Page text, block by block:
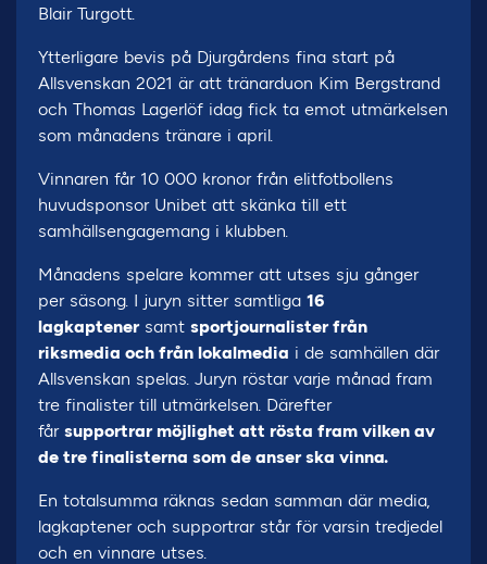
Blair Turgott.
Ytterligare bevis på Djurgårdens fina start på
Allsvenskan 2021 är att tränarduon Kim Bergstrand
och Thomas Lagerlöf idag fick ta emot utmärkelsen
som månadens tränare i april.
Vinnaren får 10 000 kronor från elitfotbollens
huvudsponsor Unibet att skänka till ett
samhällsengagemang i klubben.
Månadens spelare kommer att utses sju gånger
per säsong. I juryn sitter samtliga 16
lagkaptenersamt sportjournalister från
riksmedia och från lokalmedia i de samhällen där
Allsvenskan spelas. Juryn röstar varje månad fram
tre finalister till utmärkelsen. Därefter
får supportrar möjlighet att rösta fram vilken av
de tre finalisterna som de anser ska vinna.
En totalsumma räknas sedan samman där media,
lagkaptener och supportrar står för varsin tredjedel
och en vinnare utses.